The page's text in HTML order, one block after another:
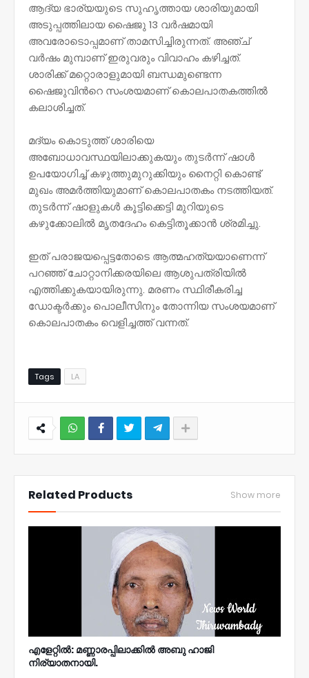
ആദ്യ ഭാര്യയുടെ സുഹൃത്തായ ശാരിയുമായി
അടുപ്പത്തിലായ ഷൈജു 13 വർഷമായി
അവരോടൊപ്പമാണ് താമസിച്ചിരുന്നത്. അഞ്ച്
വർഷം മുമ്പാണ് ഇരുവരും വിവാഹം കഴിച്ചത്.
ശാരിക്ക് മറ്റൊരാളുമായി ബന്ധമുണ്ടെന്ന
ഷൈജുവിന്‍റെ സംശയമാണ് കൊലപാതകത്തിൽ
കലാശിച്ചത്.
മദ്യം കൊടുത്ത് ശാരിയെ
അബോധാവസ്ഥയിലാക്കുകയും തുടർന്ന് ഷാൾ
ഉപയോഗിച്ച് കഴുത്തുമുറുക്കിയും നൈറ്റി കൊണ്ട്
മുഖം അമർത്തിയുമാണ് കൊലപാതകം നടത്തിയത്.
തുടർന്ന് ഷാളുകൾ കൂട്ടിക്കെട്ടി മുറിയുടെ
കഴുക്കോലിൽ മൃതദേഹം കെട്ടിതൂക്കാൻ ശ്രമിച്ചു.
ഇത് പരാജയപ്പെട്ടതോടെ ആത്മഹത്യയാണെന്ന്
പറഞ്ഞ് ചോറ്റാനിക്കരയിലെ ആശുപത്രിയിൽ
എത്തിക്കുകയായിരുന്നു. മരണം സ്ഥിരീകരിച്ച
ഡോക്ടർക്കും പൊലീസിനും തോന്നിയ സംശയമാണ്
കൊലപാതകം വെളിച്ചത്ത് വന്നത്.
Tags LA
Related Products Show more
എളേറ്റിൽ: മണ്ണാരപ്പിലാക്കിൽ അബു ഹാജി
നിര്യാതനായി.